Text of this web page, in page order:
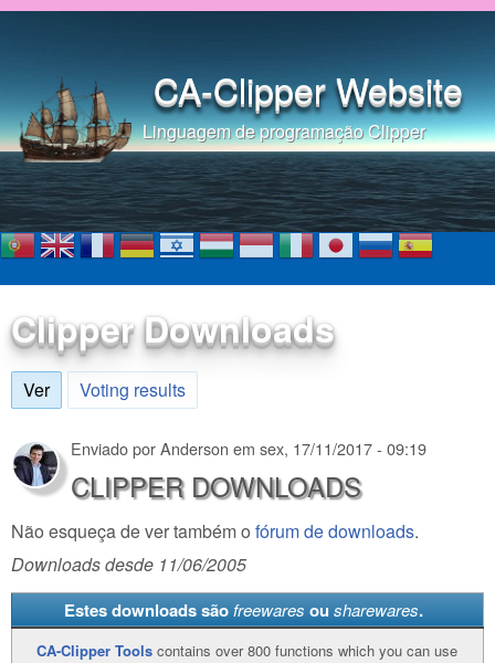
Pular para o conteúdo
CA-Clipper Website
Linguagem de programação Clipper
Clipper Downloads
Ver(aba ativa)
Voting results
Enviado porAnderson em sex, 17/11/2017 - 09:19
CLIPPER DOWNLOADS
Não esqueça de ver também o fórum de downloads.
Downloads desde 11/06/2005
Estes downloads são freewares ou sharewares.
CA-Clipper Tools contains over 800 functions which you can use